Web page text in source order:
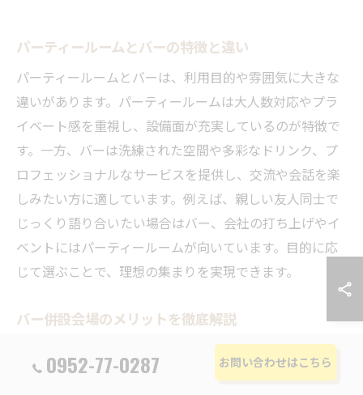
パーティールームとバーの特徴と違い
パーティールームとバーは、利用目的や雰囲気に大きな
違いがあります。パーティールームは大人数対応やプラ
イベート感を重視し、設備面が充実しているのが特徴で
す。一方、バーは洗練された空間や多彩なドリンク、プ
ロフェッショナルなサービスを提供し、交流や会話を楽
しみたい方に適しています。例えば、親しい友人同士で
じっくり語り合いたい場合はバー、会社の打ち上げやイ
ベントにはパーティールームが向いています。目的に応
じて選ぶことで、理想の集まりを実現できます。
バー併設会場のメリットを徹底解説
バー併設のパーティースペースには、専門スタッフのサ
ービスや本格的なドリンクメニュー、雰囲気の良さなど
0952-77-0287 お問い合わせはこちら